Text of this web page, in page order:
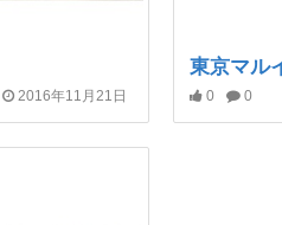
2016年11月21日
東京マ
0 0